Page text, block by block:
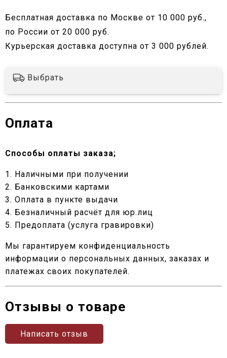
Бесплатная доставка по Москве от 10 000 руб.,
по России от 20 000 руб.
Курьерская доставка доступна от 3 000 рублей.
Выбрать
Оплата
Способы оплаты заказа;
1. Наличными при получении
2. Банковскими картами
3. Оплата в пункте выдачи
4. Безналичный расчёт для юр.лиц
5. Предоплата (услуга гравировки)
Мы гарантируем конфиденциальность
информации о персональных данных, заказах и
платежах своих покупателей.
Отзывы о товаре
Написать отзыв